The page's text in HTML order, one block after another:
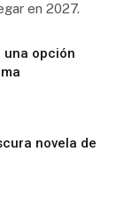
en 2027.
una opción
novela de